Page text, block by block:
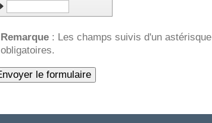
Remarque : Les champs suivis d'un astérisque
obligatoires.